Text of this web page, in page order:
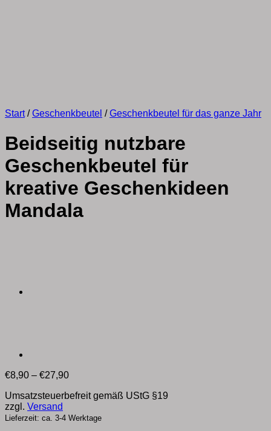
Start / Geschenkbeutel / Geschenkbeutel für das ganze Jahr
Beidseitig nutzbare
Geschenkbeutel für
kreative Geschenkideen
Mandala
€8,90 – €27,90Preisspanne:
bis
Umsatzsteuerbefreit gemäß UStG §19
zzgl. Versand
Lieferzeit: ca. 3-4 Werktage